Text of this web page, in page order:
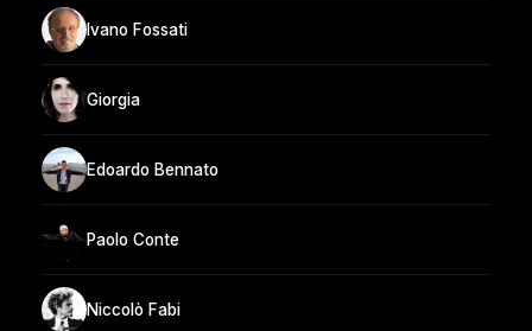
Ivano Fossati
Giorgia
Edoardo Bennato
Paolo Conte
Niccolò Fabi